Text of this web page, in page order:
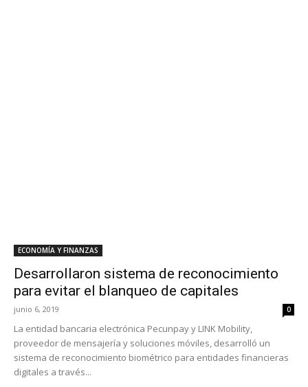
ECONOMÍA Y FINANZAS
Desarrollaron sistema de reconocimiento
para evitar el blanqueo de capitales
junio 6, 2019 0
La entidad bancaria electrónica Pecunpay y LINK Mobility,
proveedor de mensajería y soluciones móviles, desarrolló un
sistema de reconocimiento biométrico para entidades financieras
digitales a través...